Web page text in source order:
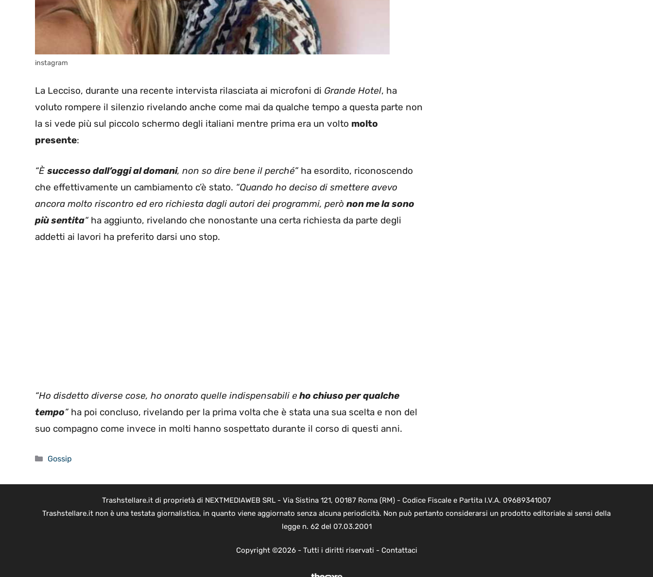
instagram
La Lecciso, durante una recente intervista rilasciata ai microfoni di Grande Hotel, ha
voluto rompere il silenzio rivelando anche come mai da qualche tempo a questa parte non
la si vede più sul piccolo schermo degli italiani mentre prima era un volto molto
presente:
“È successo dall’oggi al domani, non so dire bene il perché”ha esordito, riconoscendo
che effettivamente un cambiamento c’è stato. “Quando ho deciso di smettere avevo
ancora molto riscontro ed ero richiesta dagli autori dei programmi, però non me la sono
più sentita“ ha aggiunto, rivelando che nonostante una certa richiesta da parte degli
addetti ai lavori ha preferito darsi uno stop.
“Ho disdetto diverse cose, ho onorato quelle indispensabili e ho chiuso per qualche
tempo” ha poi concluso, rivelando per la prima volta che è stata una sua scelta e non del
suo compagno come invece in molti hanno sospettato durante il corso di questi anni.
Categorie
Gossip
Trashstellare.it di proprietà di NEXTMEDIAWEB SRL - Via Sistina 121, 00187 Roma (RM) - Codice Fiscale e Partita I.V.A. 09689341007
Trashstellare.it non è una testata giornalistica, in quanto viene aggiornato senza alcuna periodicità. Non può pertanto considerarsi un prodotto editoriale ai sensi della
legge n. 62 del 07.03.2001
Copyright ©2026 - Tutti i diritti riservati - Contattaci